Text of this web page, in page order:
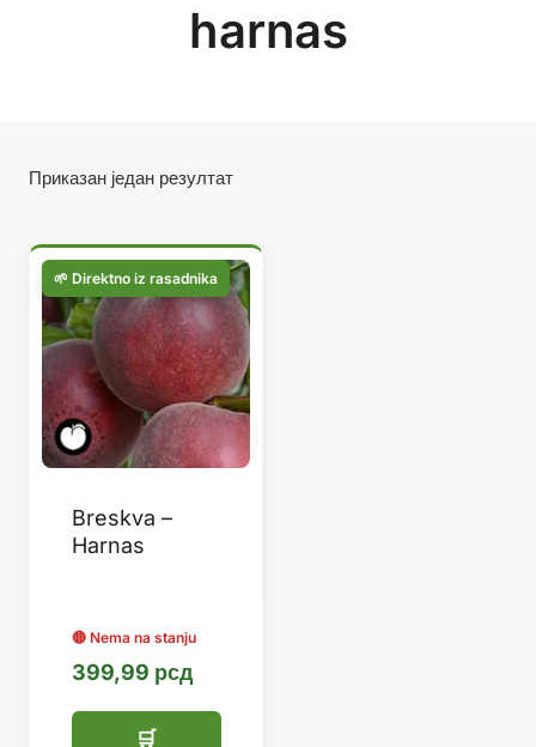
harnas
Приказан један резултат
Breskva –
Harnas
399,99 рсд